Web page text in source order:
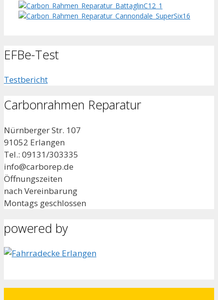
EFBe-Test
Testbericht
Carbonrahmen Reparatur
Nürnberger Str. 107
91052 Erlangen
Tel.: 09131/303335
info@carborep.de
Öffnungszeiten
nach Vereinbarung
Montags geschlossen
powered by